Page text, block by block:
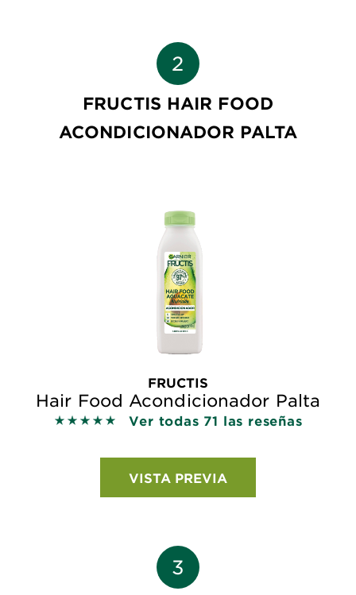
FRUCTIS HAIR FOOD
ACONDICIONADOR PALTA
FRUCTIS
Hair Food Acondicionador Palta
5 out of 5 stars based on reviews
Ver todas 71 las reseñas
VISTA PREVIA